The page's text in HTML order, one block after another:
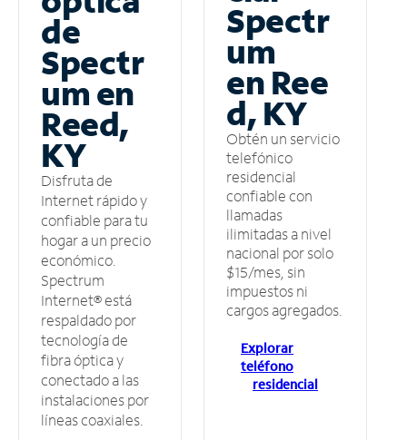
de
Spectr
um en
Reed,
KY
Disfruta de
Internet rápido y
confiable para tu
hogar a un precio
económico.
Spectrum
Internet® está
respaldado por
tecnología de
fibra óptica y
conectado a las
instalaciones por
líneas coaxiales.
Spectr
um
en Ree
d, KY
Obtén un servicio
telefónico
residencial
confiable con
llamadas
ilimitadas a nivel
nacional por solo
$15/mes, sin
impuestos ni
cargos agregados.
Explorar
teléfono
residencial